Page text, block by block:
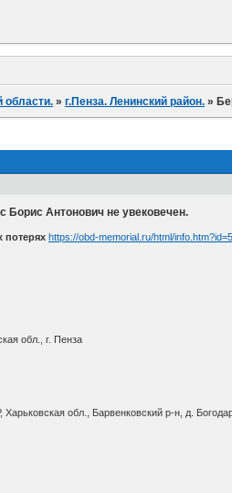
области. »г.Пенза. Ленинский район. »
Борис Антонович не увековечен.
потерях https://obd-memorial.ru/html/
обл., г. Пенза
обл., Барвенковский р-н, д.